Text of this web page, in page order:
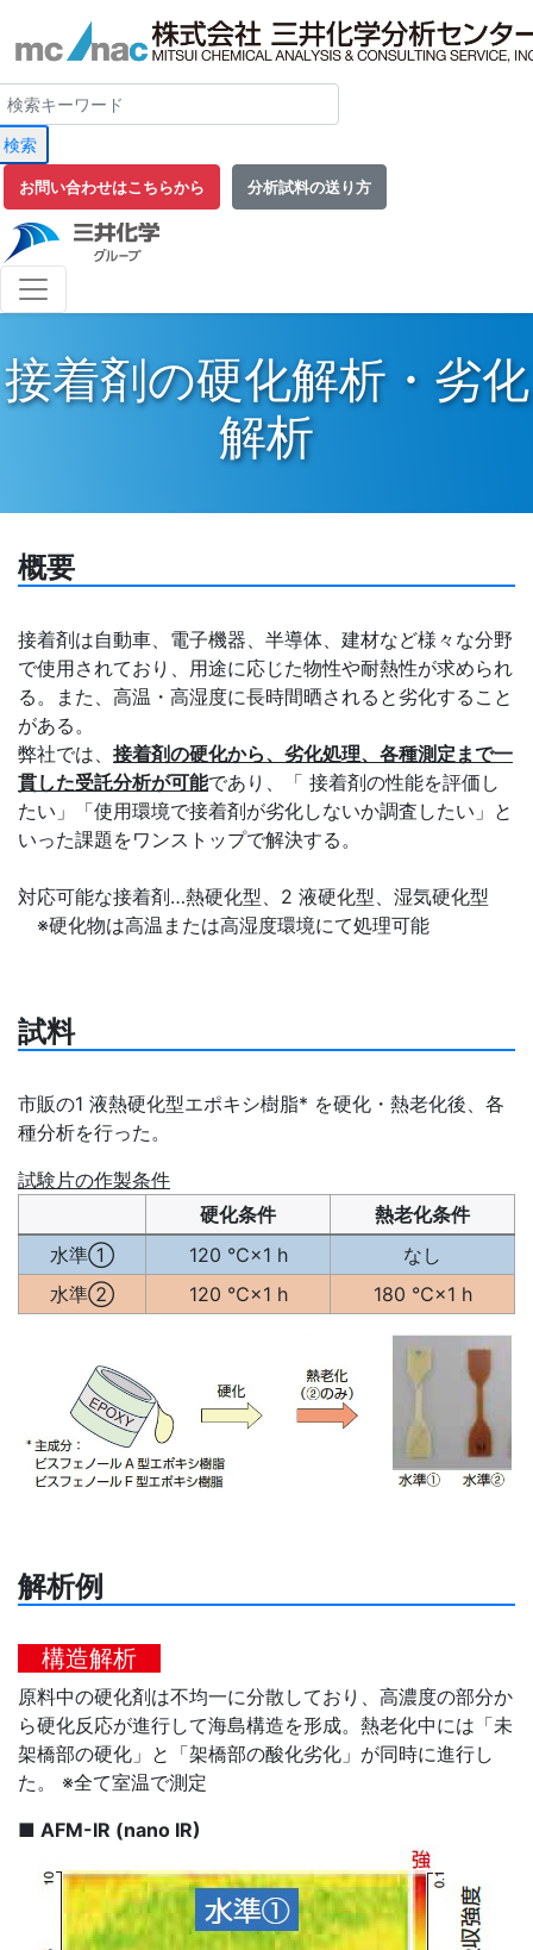
検索
お問い合わせはこちらから 分析試料の送り方
接着剤の硬化解析・劣化
解析
概要
接着剤は自動車、電子機器、半導体、建材など様々な分野
で使用されており、用途に応じた物性や耐熱性が求められ
る。また、高温・高湿度に長時間晒されると劣化すること
がある。
弊社では、 接着剤の硬化から、劣化処理、各種測定まで一
貫した受託分析が可能であり、「 接着剤の性能を評価し
たい」「使用環境で接着剤が劣化しないか調査したい」と
いった課題をワンストップで解決する。
対応可能な接着剤…熱硬化型、2 液硬化型、湿気硬化型
※硬化物は高温または高湿度環境にて処理可能
試料
市販の1 液熱硬化型エポキシ樹脂* を硬化・熱老化後、各
種分析を行った。
試験片の作製条件
硬化条件
熱老化条件
水準①
120 ℃×1 h
なし
水準②
120 ℃×1 h 180 ℃×1 h
解析例
構造解析
原料中の硬化剤は不均一に分散しており、高濃度の部分か
ら硬化反応が進行して海島構造を形成。熱老化中には「未
架橋部の硬化」と「架橋部の酸化劣化」が同時に進行し
た。 ※全て室温で測定
■ AFM-IR (nano IR)